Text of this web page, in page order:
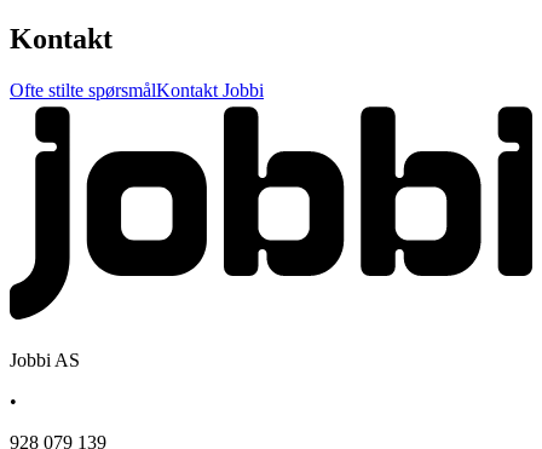
Kontakt
Ofte stilte spørsmålKontakt Jobbi
Jobbi AS
•
928 079 139